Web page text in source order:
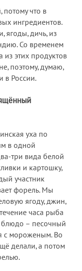
потому что в
ингредиентов.
ягоды, дичь, из
Со временем
из этих продуктов
поэтому, думаю,
в России.
уха по
в одной
три вида белой
и картошку,
участник
форель. Мы
ягоду, джин,
часа рыба
блюдо – песочный
с мороженым. Во
делали, а потом